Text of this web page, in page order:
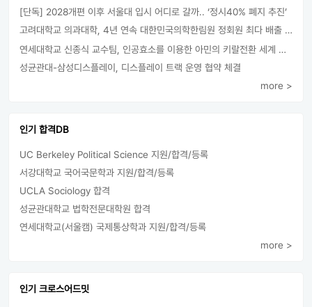
[단독] 2028개편 이후 서울대 입시 어디로 갈까.. ‘정시40% 폐지 추진’
고려대학교 의과대학, 4년 연속 대한민국의학한림원 정회원 최다 배출 外
연세대학교 신종식 교수팀, 인공효소를 이용한 아민의 키랄전환 세계 최초로 성공
성균관대-삼성디스플레이, 디스플레이 트랙 운영 협약 체결
more >
인기 합격DB
UC Berkeley Political Science 지원/합격/등록
서강대학교 국어국문학과 지원/합격/등록
UCLA Sociology 합격
성균관대학교 법학전문대학원 합격
연세대학교(서울캠) 국제통상학과 지원/합격/등록
more >
인기 크로스어드밋